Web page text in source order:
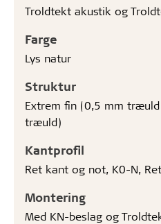
Troldtekt akustik og
Farge
Lys natur
Struktur
Extrem fin (0,5 mm
træuld)
Kantprofil
Ret kant og not, K0-N,
Montering
Med KN-beslag og